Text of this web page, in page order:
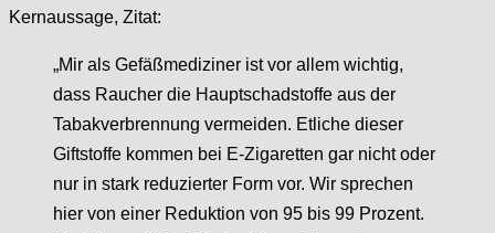
Kernaussage, Zitat:
„Mir als Gefäßmediziner ist vor allem wichtig,
dass Raucher die Hauptschadstoffe aus der
Tabakverbrennung vermeiden. Etliche dieser
Giftstoffe kommen bei E-Zigaretten gar nicht oder
nur in stark reduzierter Form vor. Wir sprechen
hier von einer Reduktion von 95 bis 99 Prozent.